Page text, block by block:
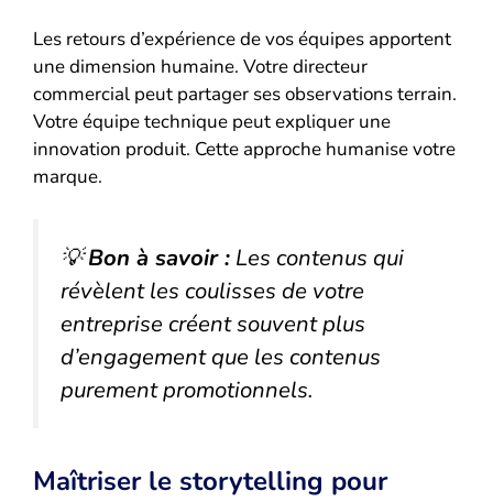
Les retours d’expérience de vos équipes apportent
une dimension humaine. Votre directeur
commercial peut partager ses observations terrain.
Votre équipe technique peut expliquer une
innovation produit. Cette approche humanise votre
marque.
💡Bon à savoir : Les contenus qui
révèlent les coulisses de votre
entreprise créent souvent plus
d’engagement que les contenus
purement promotionnels.
Maîtriser le storytelling pour